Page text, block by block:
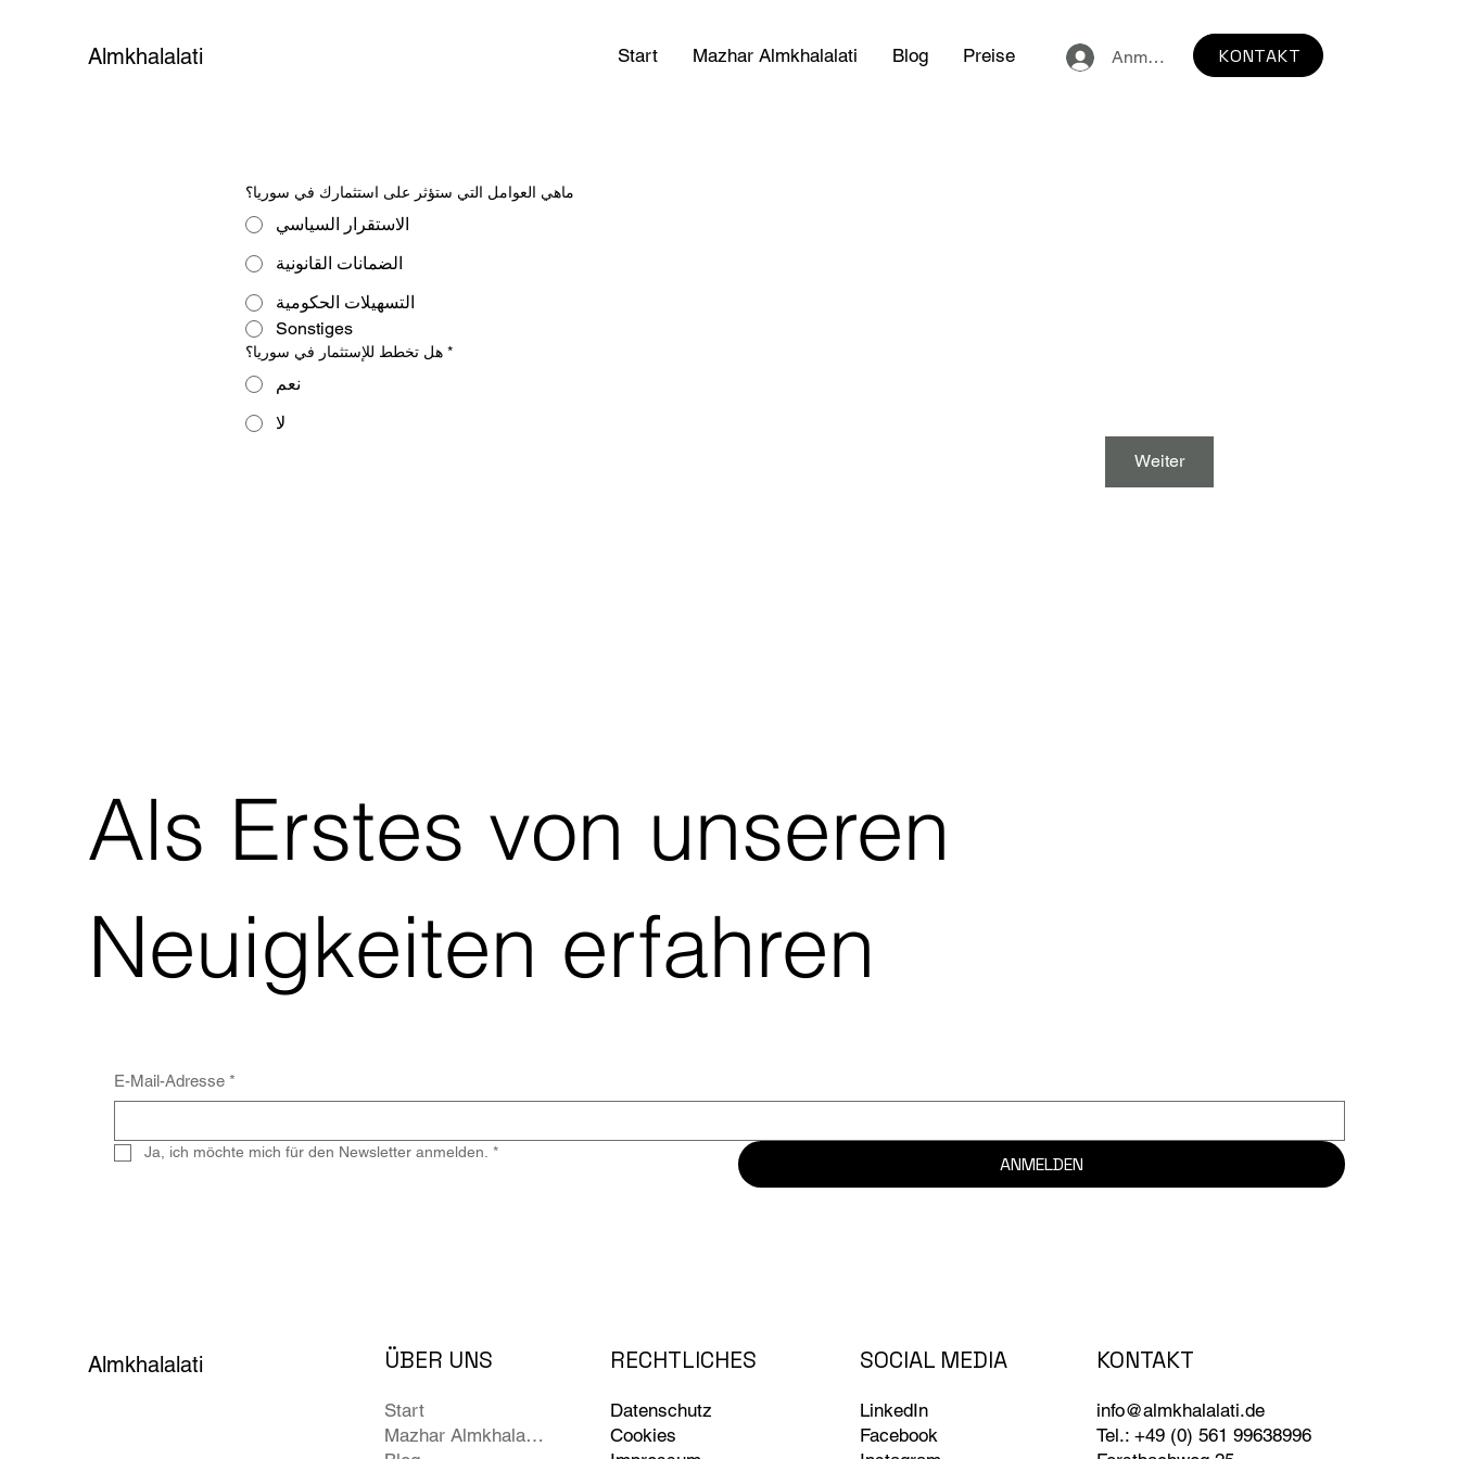
Almkhalalati Start Mazhar Almkhalalati Blog Preise Anmelden KONTAKT
ماهي العوامل التي ستؤثر على استثمارك في سوريا؟
الاستقرار السياسي
الضمانات القانونية
التسهيلات الحكومية
Sonstiges
هل تخطط للإستثمار في سوريا؟ *
نعم
لا
Weiter
Als Erstes von unseren
Neuigkeiten erfahren
E-Mail-Adresse *
Ja, ich möchte mich für den Newsletter anmelden. *
ANMELDEN
Almkhalalati
Start
Mazhar Almkhalalati
ÜBER UNS RECHTLICHES
Cookies
Datenschutz
SOCIAL MEDIA
LinkedIn
Facebook
KONTAKT
info@almkhalalati.de
Tel.: +49 (0) 561 99638996